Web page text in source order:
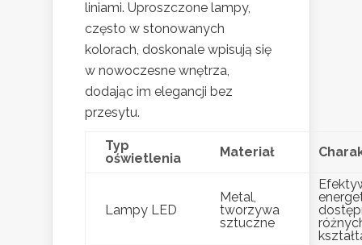
liniami. Uproszczone lampy,
często w stonowanych
kolorach, doskonale wpisują się
w nowoczesne wnętrza,
dodając im elegancji bez
przesytu.
Typ
oświetlenia
Materiał
Lampy LED
Metal,
tworzywa
sztuczne